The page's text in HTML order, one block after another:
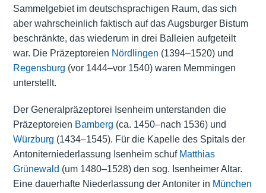
Sammelgebiet im deutschsprachigen Raum, das sich
aber wahrscheinlich faktisch auf das Augsburger Bistum
beschränkte, das wiederum in drei Balleien aufgeteilt
war. Die Präzeptoreien Nördlingen (1394–1520) und
Regensburg (vor 1444–vor 1540) waren Memmingen
unterstellt.
Der Generalpräzeptorei Isenheim unterstanden die
Präzeptoreien Bamberg (ca. 1450–nach 1536) und
Würzburg (1434–1545). Für die Kapelle des Spitals der
Antoniterniederlassung Isenheim schuf Matthias
Grünewald (um 1480–1528) den sog. Isenheimer Altar.
Eine dauerhafte Niederlassung der Antoniter in München